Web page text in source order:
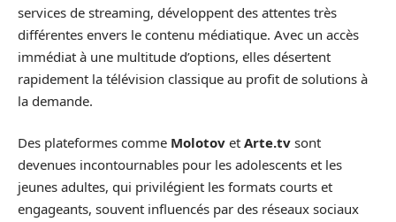
services de streaming, développent des attentes très
différentes envers le contenu médiatique. Avec un accès
immédiat à une multitude d’options, elles désertent
rapidement la télévision classique au profit de solutions à
la demande.
Des plateformes comme Molotov et Arte.tv sont
devenues incontournables pour les adolescents et les
jeunes adultes, qui privilégient les formats courts et
engageants, souvent influencés par des réseaux sociaux